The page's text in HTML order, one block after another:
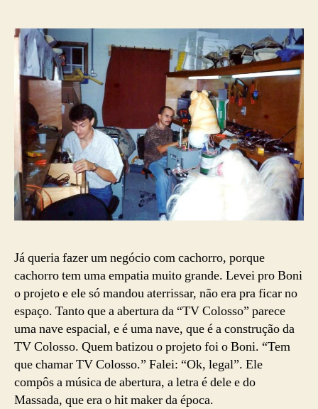
Já queria fazer um negócio com cachorro, porque
cachorro tem uma empatia muito grande. Levei pro Boni
o projeto e ele só mandou aterrissar, não era pra ficar no
espaço. Tanto que a abertura da “TV Colosso” parece
uma nave espacial, e é uma nave, que é a construção da
TV Colosso. Quem batizou o projeto foi o Boni. “Tem
que chamar TV Colosso.” Falei: “Ok, legal”. Ele
compôs a música de abertura, a letra é dele e do
Massada, que era o hit maker da época.